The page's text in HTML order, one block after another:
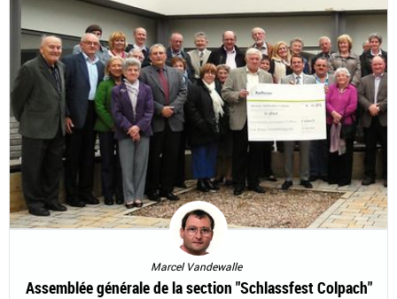
Marcel Vandewalle
Assemblée générale de la section "Schlassfest Colpach"